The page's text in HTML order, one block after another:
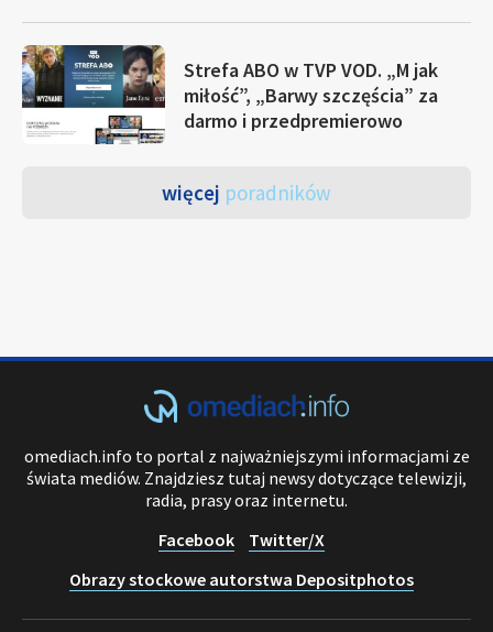
Strefa ABO w TVP VOD. „M jak
miłość”, „Barwy szczęścia” za
darmo i przedpremierowo
więcej poradników
omediach.info to portal z najważniejszymi informacjami ze
świata mediów. Znajdziesz tutaj newsy dotyczące telewizji,
radia, prasy oraz internetu.
Facebook
Twitter/X
Obrazy stockowe autorstwa Depositphotos